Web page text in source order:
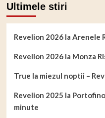
Ultimele stiri
Revelion 2026 la Arenele
Revelion 2026 la Monza
True la miezul noptii –
Revelion 2025 la
minute